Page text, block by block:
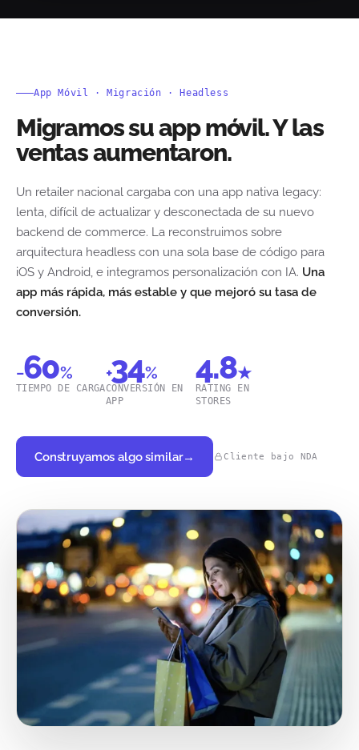
App Móvil · Migración · Headless
Migramos su app móvil. Y las
ventas aumentaron.
Un retailer nacional cargaba con una app nativa legacy:
lenta, difícil de actualizar y desconectada de su nuevo
backend de commerce. La reconstruimos sobre
arquitectura headless con una sola base de código para
iOS y Android, e integramos personalización con IA. Una
app más rápida, más estable y que mejoró su tasa de
conversión.
−60%
TIEMPO DE CARGA
+34%
CONVERSIÓN EN
APP
4.8★
RATING EN
STORES
Construyamos algo similar→ Cliente bajo NDA